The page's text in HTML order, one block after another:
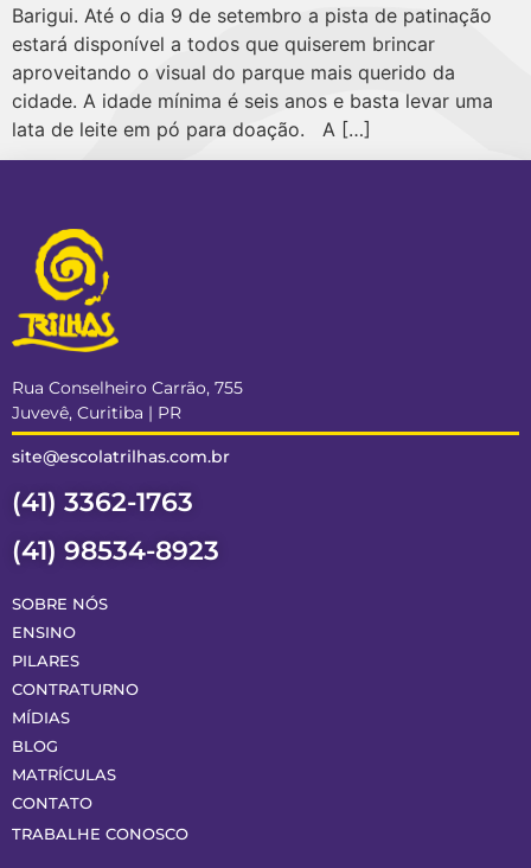
Barigui. Até o dia 9 de setembro a pista de patinação
estará disponível a todos que quiserem brincar
aproveitando o visual do parque mais querido da
cidade. A idade mínima é seis anos e basta levar uma
lata de leite em pó para doação. A […]
Rua Conselheiro Carrão, 755
Juvevê, Curitiba | PR
site@escolatrilhas.com.br
(41) 3362-1763
(41) 98534-8923
SOBRE NÓS
ENSINO
PILARES
CONTRATURNO
MÍDIAS
BLOG
MATRÍCULAS
CONTATO
TRABALHE CONOSCO